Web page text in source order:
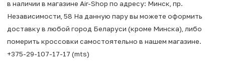
в наличии в магазине Air-Shop по адресу: Минск, пр.
Независимости, 58 На данную пару вы можете оформить
доставку в любой город Беларуси (кроме Минска), либо
померить кроссовки самостоятельно в нашем магазине.
+375-29-107-17-17 (mts)